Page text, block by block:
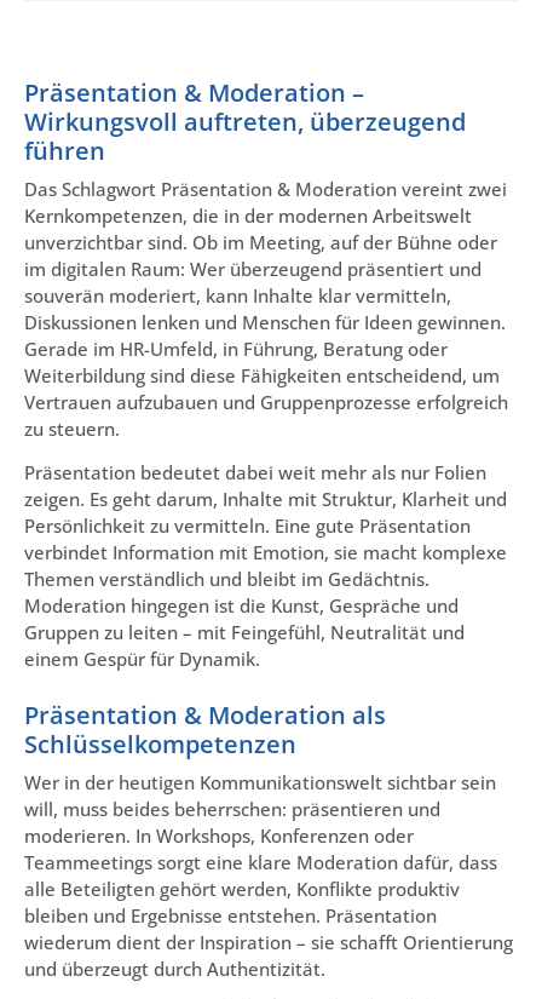
Präsentation & Moderation –
Wirkungsvoll auftreten, überzeugend
führen
Das Schlagwort Präsentation & Moderation vereint zwei
Kernkompetenzen, die in der modernen Arbeitswelt
unverzichtbar sind. Ob im Meeting, auf der Bühne oder
im digitalen Raum: Wer überzeugend präsentiert und
souverän moderiert, kann Inhalte klar vermitteln,
Diskussionen lenken und Menschen für Ideen gewinnen.
Gerade im HR-Umfeld, in Führung, Beratung oder
Weiterbildung sind diese Fähigkeiten entscheidend, um
Vertrauen aufzubauen und Gruppenprozesse erfolgreich
zu steuern.
Präsentation bedeutet dabei weit mehr als nur Folien
zeigen. Es geht darum, Inhalte mit Struktur, Klarheit und
Persönlichkeit zu vermitteln. Eine gute Präsentation
verbindet Information mit Emotion, sie macht komplexe
Themen verständlich und bleibt im Gedächtnis.
Moderation hingegen ist die Kunst, Gespräche und
Gruppen zu leiten – mit Feingefühl, Neutralität und
einem Gespür für Dynamik.
Präsentation & Moderation als
Schlüsselkompetenzen
Wer in der heutigen Kommunikationswelt sichtbar sein
will, muss beides beherrschen: präsentieren und
moderieren. In Workshops, Konferenzen oder
Teammeetings sorgt eine klare Moderation dafür, dass
alle Beteiligten gehört werden, Konflikte produktiv
bleiben und Ergebnisse entstehen. Präsentation
wiederum dient der Inspiration – sie schafft Orientierung
und überzeugt durch Authentizität.